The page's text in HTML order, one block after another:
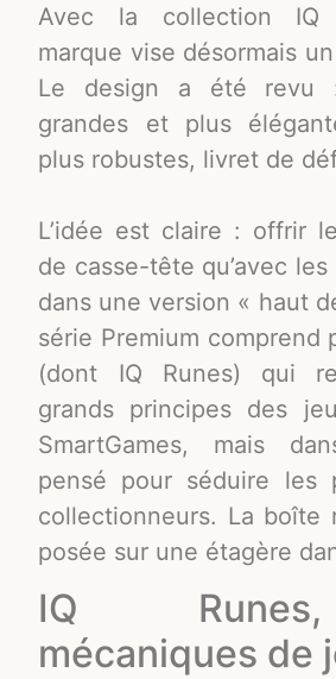
Avec la collection IQ
marque vise désormais
Le design a été revu
grandes et plus
plus robustes, livret de
L’idée est claire : offrir
de casse-tête qu’avec
dans une version « haut
série Premium comprend
(dont IQ Runes) qui
grands principes des
SmartGames, mais
pensé pour séduire les
collectionneurs. La boîte
posée sur une étagère
IQ
mécaniques de